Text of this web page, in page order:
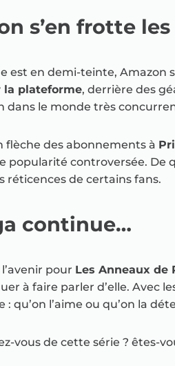
s’en frotte
est en demi-teinte, Amazon
la plateforme, derrière des
dans le monde très
flèche des abonnements à
controversée. De
réticences de certains fans.
continue…
pour Les Anneaux de
à faire parler d’elle. Avec
: qu’on l’aime ou qu’on la
vous de cette série ? êtes-